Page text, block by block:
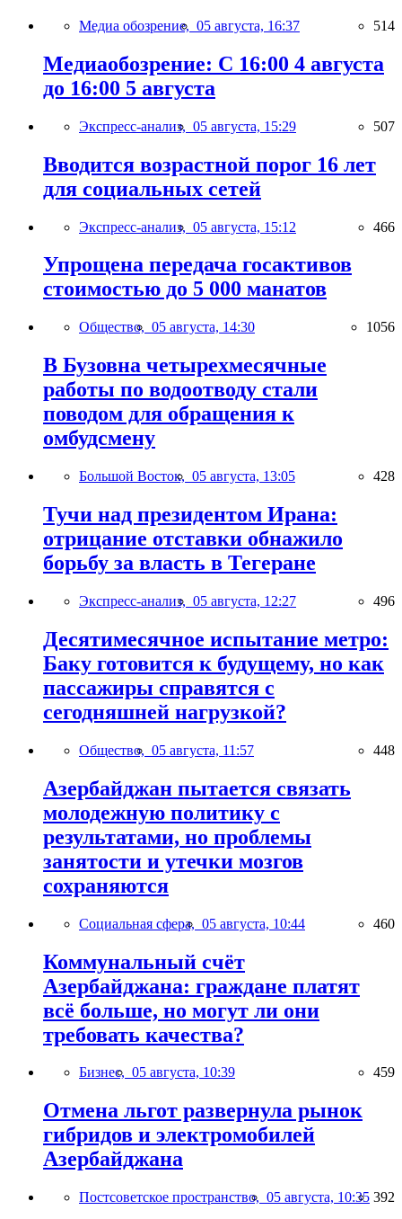
Медиа обозрение, 05 августа, 16:37 514
Медиаобозрение: С 16:00 4 августа
до 16:00 5 августа
Экспресс-анализ, 05 августа, 15:29 507
Вводится возрастной порог 16 лет
для социальных сетей
Экспресс-анализ, 05 августа, 15:12 466
Упрощена передача госактивов
стоимостью до 5 000 манатов
Общество, 05 августа, 14:30 1056
В Бузовна четырехмесячные
работы по водоотводу стали
поводом для обращения к
омбудсмену
Большой Восток, 05 августа, 13:05 428
Тучи над президентом Ирана:
отрицание отставки обнажило
борьбу за власть в Тегеране
Экспресс-анализ, 05 августа, 12:27 496
Десятимесячное испытание метро:
Баку готовится к будущему, но как
пассажиры справятся с
сегодняшней нагрузкой?
Общество, 05 августа, 11:57 448
Азербайджан пытается связать
молодежную политику с
результатами, но проблемы
занятости и утечки мозгов
сохраняются
Социальная сфера, 05 августа, 10:44 460
Коммунальный счёт
Азербайджана: граждане платят
всё больше, но могут ли они
требовать качества?
Бизнес, 05 августа, 10:39 459
Отмена льгот развернула рынок
гибридов и электромобилей
Азербайджана
Постсоветское пространство, 05 августа, 10:35 392